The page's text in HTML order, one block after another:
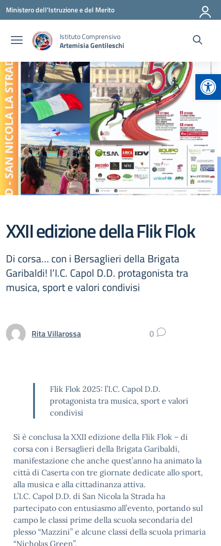
Vai ai contenuti
Vai al menu di navigazione
Vai al footer
Ministero dell'Istruzione e del Merito
Istituto Comprensivo
Artemisia Gentileschi
XXII edizione della Flik Flok
Di corsa… con i Bersaglieri della Brigata
Garibaldi! l’I.C. Capol D.D. protagonista tra
musica, sport e valori condivisi
Rita Villarossa 0
Flik Flok 2025: l’I.C. Capol D.D.
protagonista tra musica, sport e valori
condivisi
Si è conclusa la XXII edizione della Flik Flok – di
corsa con i Bersaglieri della Brigata Garibaldi,
manifestazione che anche quest’anno ha animato la
città di Caserta con tre giornate dedicate allo sport,
alla musica e alla cittadinanza attiva.
L’I.C. Capol D.D. di San Nicola la Strada ha
partecipato con entusiasmo all’evento, portando sul
campo le classi prime della scuola secondaria del
plesso “Mazzini” e alcune classi della scuola primaria
“Nicholas Green”.